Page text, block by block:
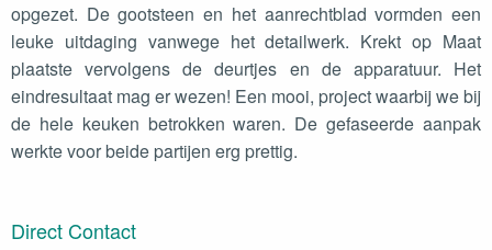
opgezet. De gootsteen en het aanrechtblad vormden een
leuke uitdaging vanwege het detailwerk. Krekt op Maat
plaatste vervolgens de deurtjes en de apparatuur. Het
eindresultaat mag er wezen! Een mooi, project waarbij we bij
de hele keuken betrokken waren. De gefaseerde aanpak
werkte voor beide partijen erg prettig.
Direct Contact